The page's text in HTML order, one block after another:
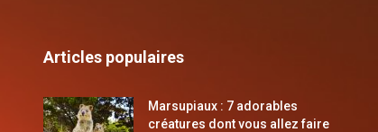
Articles populaires
Marsupiaux : 7 adorables
créatures dont vous allez faire